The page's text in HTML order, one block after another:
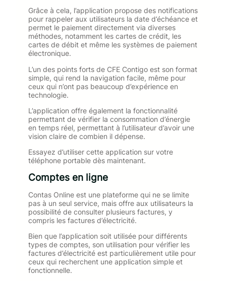
Grâce à cela, l’application propose des notifications
pour rappeler aux utilisateurs la date d’échéance et
permet le paiement directement via diverses
méthodes, notamment les cartes de crédit, les
cartes de débit et même les systèmes de paiement
électronique.
L’un des points forts de CFE Contigo est son format
simple, qui rend la navigation facile, même pour
ceux qui n’ont pas beaucoup d’expérience en
technologie.
L’application offre également la fonctionnalité
permettant de vérifier la consommation d’énergie
en temps réel, permettant à l’utilisateur d’avoir une
vision claire de combien il dépense.
Essayez d’utiliser cette application sur votre
téléphone portable dès maintenant.
Comptes en ligne
Contas Online est une plateforme qui ne se limite
pas à un seul service, mais offre aux utilisateurs la
possibilité de consulter plusieurs factures, y
compris les factures d’électricité.
Bien que l’application soit utilisée pour différents
types de comptes, son utilisation pour vérifier les
factures d’électricité est particulièrement utile pour
ceux qui recherchent une application simple et
fonctionnelle.